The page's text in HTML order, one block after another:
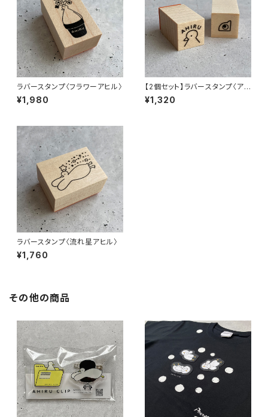
ラバースタンプ〈フラワーアヒル〉
¥1,980
【2個セット】ラバースタンプ〈アヒ
ルとカメレオン〉
¥1,320
ラバースタンプ〈流れ星アヒル〉
¥1,760
その他の商品